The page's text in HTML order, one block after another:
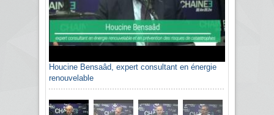
Houcine Bensaâd, expert consultant en énergie
renouvelable